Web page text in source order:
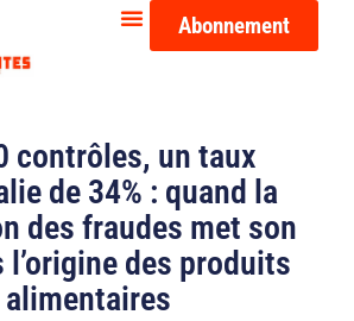
Abonnement
contrôles, un taux
de 34% : quand la
des fraudes met son
l’origine des produits
alimentaires